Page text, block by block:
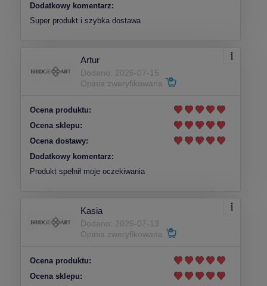
Dodatkowy komentarz:
Super produkt i szybka dostawa
Artur
Dodano: 2026-07-15
Opinia zweryfikowana
Ocena produktu:
Ocena sklepu:
Ocena dostawy:
Dodatkowy komentarz:
Produkt spełnił moje oczekiwania
Kasia
Dodano: 2026-07-13
Opinia zweryfikowana
Ocena produktu:
Ocena sklepu: